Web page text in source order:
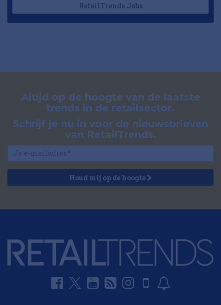
RetailTrends Jobs
Altijd op de hoogte van de laatste
trends in de retailsector.
Schrijf je nu in voor de nieuwsbrieven
van RetailTrends.
Houd mij op de hoogte